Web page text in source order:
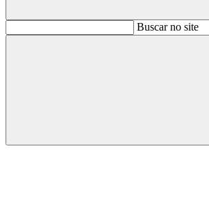
BuscarBuscar no site
Buscar